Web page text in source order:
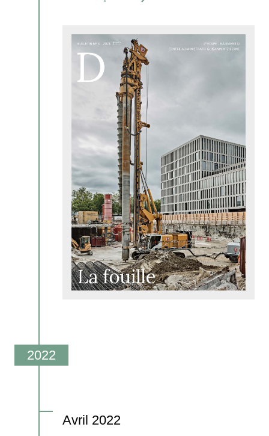
Avril 2022